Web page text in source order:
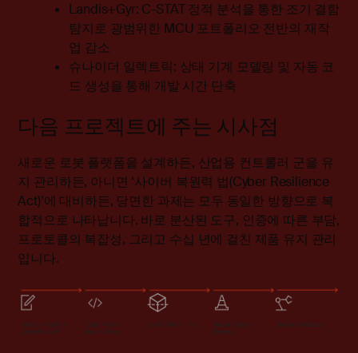
Landis+Gyr: C-STAT 정적 분석을 통한 조기 결함
탐지로 광범위한 MCU 포트폴리오 전반의 재작
업 감소
슈나이더 일렉트릭: 상태 기계 모델링 및 자동 코
드 생성을 통해 개발 시간 단축
다음 프로젝트에 주는 시사점
새로운 로봇 플랫폼을 설계하든, 산업용 컨트롤러 군을 유
지 관리하든, 아니면 ‘사이버 복원력 법(Cyber Resilience
Act)’에 대비하든, 당면한 과제는 모두 동일한 방향으로 복
합적으로 나타납니다. 바로 분산된 도구, 인증에 따른 부담,
프로토콜의 복잡성, 그리고 수십 년에 걸친 제품 유지 관리
입니다.